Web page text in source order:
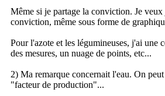
Même si je partage la conviction. Je veux
conviction, même sous forme de
Pour l'azote et les légumineuses, j'ai une
des mesures, un nuage de points, etc...
2) Ma remarque concernait l'eau. On
"facteur de production"...